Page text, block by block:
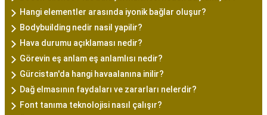
Hangi elementler arasında iyonik bağlar oluşur?
Bodybuilding nedir nasil yapilir?
Hava durumu açıklaması nedir?
Görevin eş anlam eş anlamlısı nedir?
Gürcistan'da hangi havaalanına inilir?
Dağ elmasının faydaları ve zararları nelerdir?
Font tanıma teknolojisi nasıl çalışır?